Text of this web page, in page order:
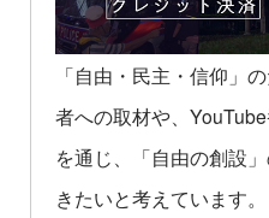
「自由・民主・信仰」
者への取材や、
を通じ、「自由の創設
きたいと考えています。